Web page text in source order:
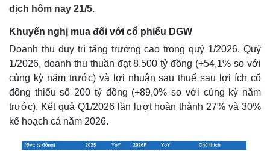
dịch hôm nay 21/5.
Khuyến nghị mua đối với cổ phiếu DGW
Doanh thu duy trì tăng trưởng cao trong quý 1/2026. Quý
1/2026, doanh thu thuần đạt 8.500 tỷ đồng (+54,1% so với
cùng kỳ năm trước) và lợi nhuận sau thuế sau lợi ích cổ
đông thiểu số 200 tỷ đồng (+89,0% so với cùng kỳ năm
trước). Kết quả Q1/2026 lần lượt hoàn thành 27% và 30%
kế hoạch cả năm 2026.